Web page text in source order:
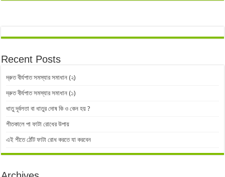
Recent Posts
দ্রুত বীর্যপাত সমস্যার সমাধান (২)
দ্রুত বীর্যপাত সমস্যার সমাধান (১)
ধাতু দূর্বলতা বা ধাতুর দোষ কি ও কেন হয় ?
শীতকালে পা ফাটা রোধের উপায়
এই শীতে ঠোঁট ফাটা রোধ করতে যা করবেন